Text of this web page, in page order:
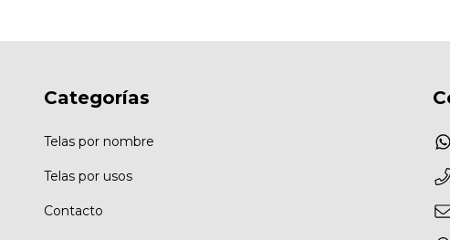
Categorías
Telas por nombre
Telas por usos
Contacto